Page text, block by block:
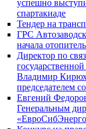
успешно
спартакиаде
Тендер на
ГРС
начала
Директор по
Владимир
председателем
Евгений
Генеральным